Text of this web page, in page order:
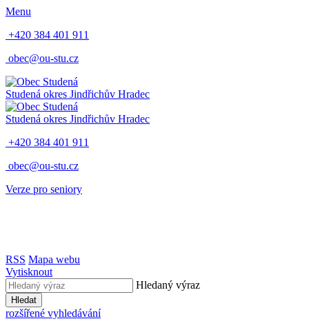
Menu
+420 384 401 911
obec@ou-stu.cz
Studená okres Jindřichův Hradec
Studená okres Jindřichův Hradec
+420 384 401 911
obec@ou-stu.cz
Verze pro seniory
RSS Mapa webu
Vytisknout
Hledaný výraz
Hledat
rozšířené vyhledávání